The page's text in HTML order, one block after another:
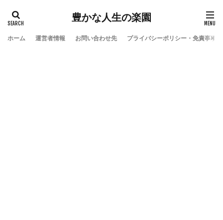
豊かな人生の楽園
ホーム 運営者情報 お問い合わせ先 プライバシーポリシー・免責事項